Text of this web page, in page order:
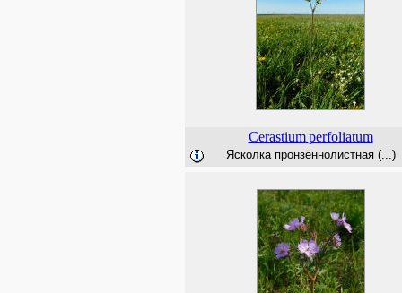
Cerastium perfoliatum
Ясколка пронзённолистная (...)